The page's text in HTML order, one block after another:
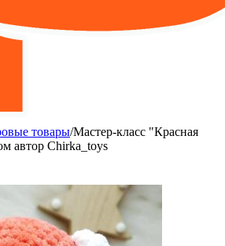
товары/Мастер-класс "Красная
автор Chirka_toys